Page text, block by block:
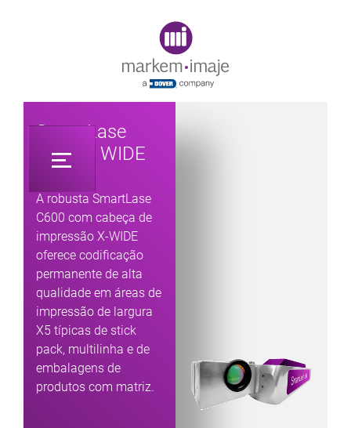
SmartLase
C600 X WIDE
A robusta SmartLase
C600 com cabeça de
impressão X-WIDE
oferece codificação
permanente de alta
qualidade em áreas de
impressão de largura
X5 típicas de stick
pack, multilinha e de
embalagens de
produtos com matriz.